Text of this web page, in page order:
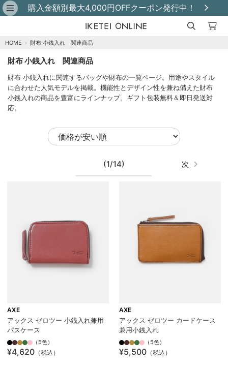
購入金額別最大4,000円OFFクーポン発行中！
HOME › 財布 小銭入れ 関連商品
財布 小銭入れ 関連商品
財布 小銭入れに関連するバッグや財布の一覧ページ。用途やスタイル
に合わせた人気モデルを掲載。機能性とデザイン性を兼ね備えた財布
小銭入れの商品を豊富にラインナップ。ギフト包装無料＆即日発送対
応。
(1/14) 次
AXE
アックス ゼロツー 小銭入れ兼用
パスケース
（5色）
¥4,620 （税込）
AXE
アックス ゼロツー カードケース
兼用小銭入れ
（5色）
¥5,500（税込）